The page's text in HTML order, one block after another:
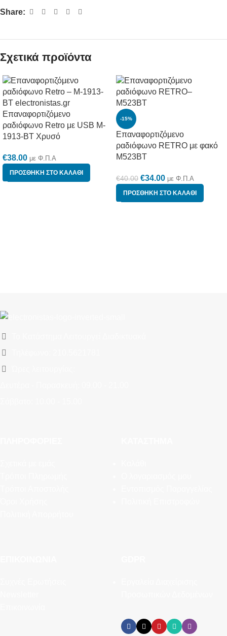
Share:
Σχετικά προϊόντα
Επαναφορτιζόμενο
ραδιόφωνο Retro με USB M-
1913-BT Χρυσό
€38.00 με Φ.Π.Α
ΠΡΟΣΘΉΚΗ ΣΤΟ ΚΑΛΆΘΙ
-15%
Επαναφορτιζόμενο
ραδιόφωνο RETRO με φακό
M523BT
€40.00 €34.00 με Φ.Π.Α
ΠΡΟΣΘΉΚΗ ΣΤΟ ΚΑΛΆΘΙ